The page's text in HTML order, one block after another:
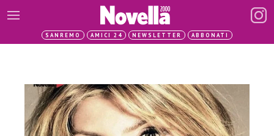
SANREMO AMICI 24 NEWSLETTER ABBONATI